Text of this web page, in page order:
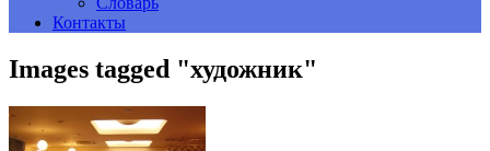
Контакты
Images tagged "художник"